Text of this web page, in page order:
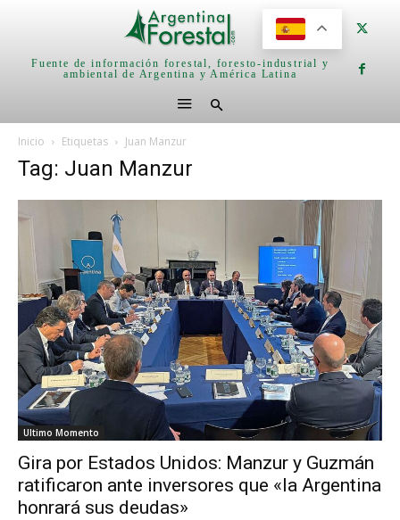
Fuente de información forestal, foresto-industrial y
ambiental de Argentina y América Latina
Inicio Etiquetas Juan Manzur
Tag: Juan Manzur
Ultimo Momento
Gira por Estados Unidos: Manzur y Guzmán
ratificaron ante inversores que «la Argentina
honrará sus deudas»